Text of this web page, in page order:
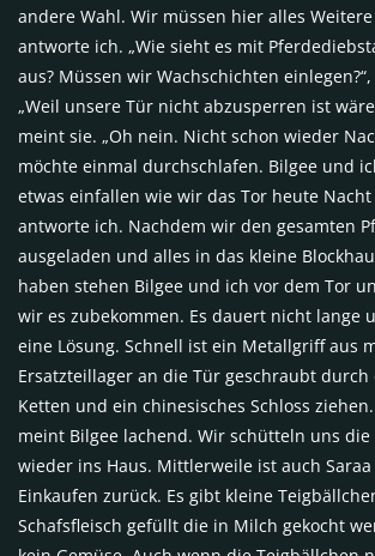
andere Wahl. Wir müssen hier alles
antworte ich. „Wie sieht es mit
aus? Müssen wir Wachschichten
„Weil unsere Tür nicht abzusperren ist
meint sie. „Oh nein. Nicht schon wieder
möchte einmal durchschlafen. Bilgee und
etwas einfallen wie wir das Tor heute Nacht
antworte ich. Nachdem wir den gesamten
ausgeladen und alles in das kleine
haben stehen Bilgee und ich vor dem Tor
wir es zubekommen. Es dauert nicht lange
eine Lösung. Schnell ist ein Metallgriff aus
Ersatzteillager an die Tür geschraubt durch
Ketten und ein chinesisches Schloss ziehen.
meint Bilgee lachend. Wir schütteln uns
wieder ins Haus. Mittlerweile ist auch
Einkaufen zurück. Es gibt kleine
Schafsfleisch gefüllt die in Milch gekocht